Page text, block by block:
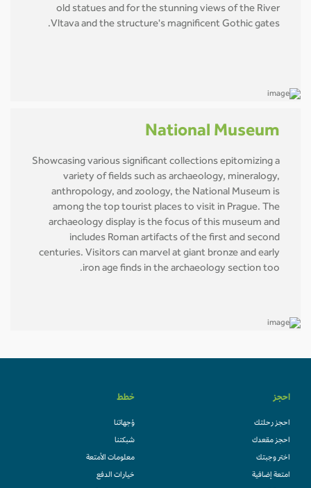
old statues and for the stunning views of the River
Vltava and the structure's magnificent Gothic gates.
National Museum
Showcasing various significant collections epitomizing a
variety of fields such as archaeology, mineralogy,
anthropology, and zoology, the National Museum is
among the top tourist places to visit in Prague. The
archaeology display is the focus of this museum and
includes Roman artifacts of the first and second
centuries. Visitors can marvel at giant bronze and early
iron age finds in the archaeology section too.
احجز
احجز رحلتك
احجز مقعدك
اختر وجبتك
امتعة إضافية
خطط
وُجهاتنا
شبكتنا
معلومات الأمتعة
خيارات الدفع